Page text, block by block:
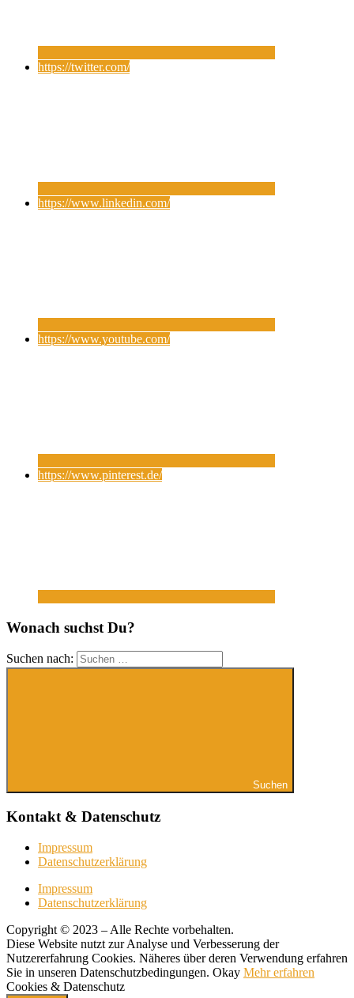
https://twitter.com/
https://www.linkedin.com/
https://www.youtube.com/
https://www.pinterest.de/
Wonach suchst Du?
Suchen nach:
Suchen
Kontakt & Datenschutz
Impressum
Datenschutzerklärung
Impressum
Datenschutzerklärung
Copyright © 2023 – Alle Rechte vorbehalten.
Diese Website nutzt zur Analyse und Verbesserung der
Nutzererfahrung Cookies. Näheres über deren Verwendung erfahren
Sie in unseren Datenschutzbedingungen. Okay Mehr erfahren
Cookies & Datenschutz